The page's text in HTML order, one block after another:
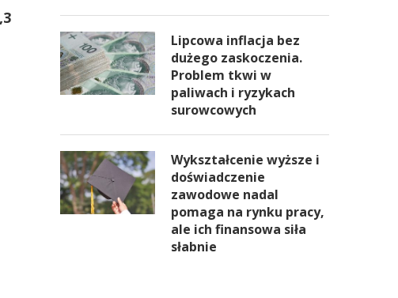
Lipcowa inflacja bez
dużego zaskoczenia.
Problem tkwi w
paliwach i ryzykach
surowcowych
Wykształcenie wyższe i
doświadczenie
zawodowe nadal
pomaga na rynku pracy,
ale ich finansowa siła
słabnie